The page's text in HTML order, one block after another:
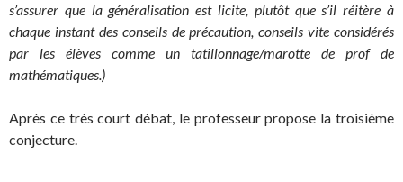
s’assurer que la généralisation est licite, plutôt que s’il réitère à
chaque instant des conseils de précaution, conseils vite considérés
par les élèves comme un tatillonnage/marotte de prof de
mathématiques.)
Après ce très court débat, le professeur propose la troisième
conjecture.